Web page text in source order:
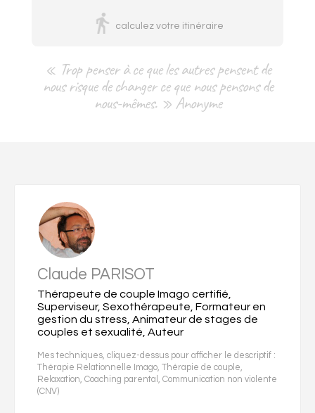
calculez votre itinéraire
« Trop penser à ce que les autres pensent de
nous risque de changer ce que nous pensons de
nous-mêmes. » Anonyme
Claude PARISOT
Thérapeute de couple Imago certifié,
Superviseur, Sexothérapeute, Formateur en
gestion du stress, Animateur de stages de
couples et sexualité, Auteur
Mes techniques, cliquez-dessus pour afficher le descriptif :
Thérapie Relationnelle Imago,Thérapie de couple,
Relaxation,Coaching parental ,Communication non violente
(CNV)